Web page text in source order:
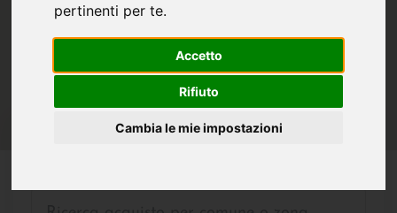
pertinenti per te.
Accetto
Rifiuto
Cambia le mie impostazioni